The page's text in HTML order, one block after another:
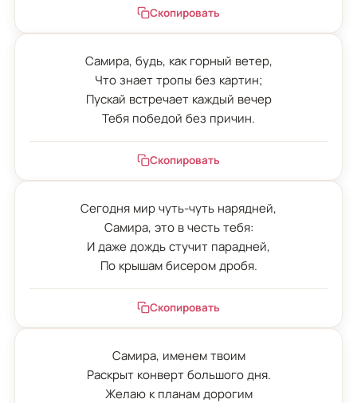
Скопировать
Самира, будь, как горный ветер,
Что знает тропы без картин;
Пускай встречает каждый вечер
Тебя победой без причин.
Скопировать
Сегодня мир чуть-чуть нарядней,
Самира, это в честь тебя:
И даже дождь стучит парадней,
По крышам бисером дробя.
Скопировать
Самира, именем твоим
Раскрыт конверт большого дня.
Желаю к планам дорогим